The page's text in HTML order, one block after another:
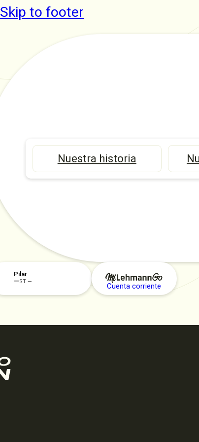
Skip to footer
Nuestra historia
Pilar
—ST —
Cuenta corriente